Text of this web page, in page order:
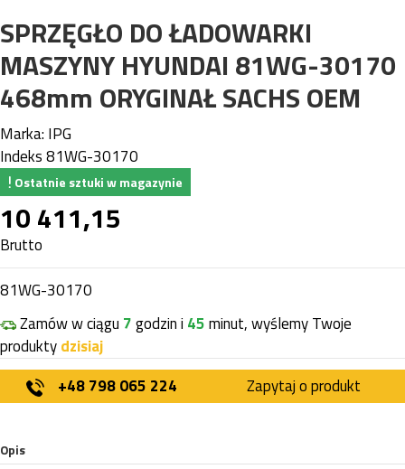
SPRZĘGŁO DO ŁADOWARKI
MASZYNY HYUNDAI 81WG-30170
468mm ORYGINAŁ SACHS OEM
Marka: IPG
Indeks81WG-30170
Ostatnie sztuki w magazynie
10 411,15
Brutto
81WG-30170
Zamów w ciągu 7godzin i 45minut, wyślemy Twoje
produktydzisiaj
+48 798 065 224
Zapytaj o produkt
Opis